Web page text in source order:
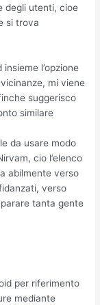
degli utenti, cioe
si trova
l’opzione
mi viene
suggerisco
similare
da usare modo
cio l’elenco
abilmente verso
verso
tanta gente
per riferimento
mediante